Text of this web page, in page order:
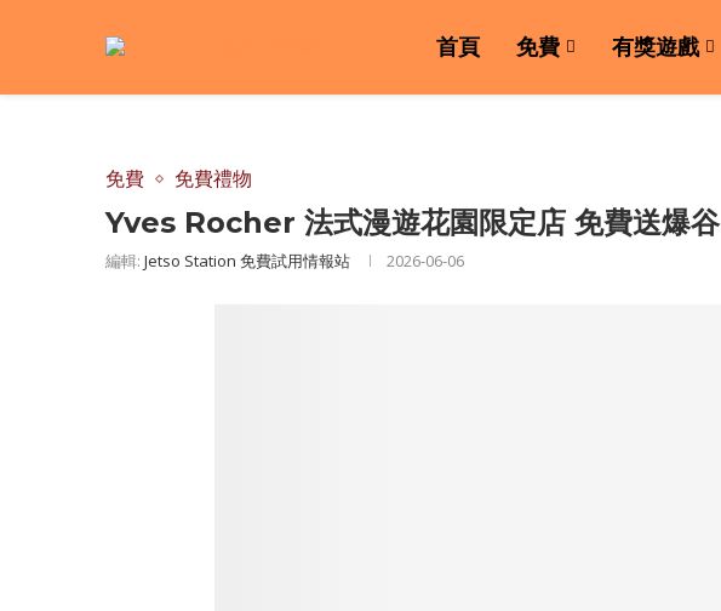
首頁 免費 有獎遊戲
免費 免費禮物
Yves Rocher 法式漫遊花園限定店 免費送爆谷
編輯: Jetso Station 免費試用情報站 2026-06-06